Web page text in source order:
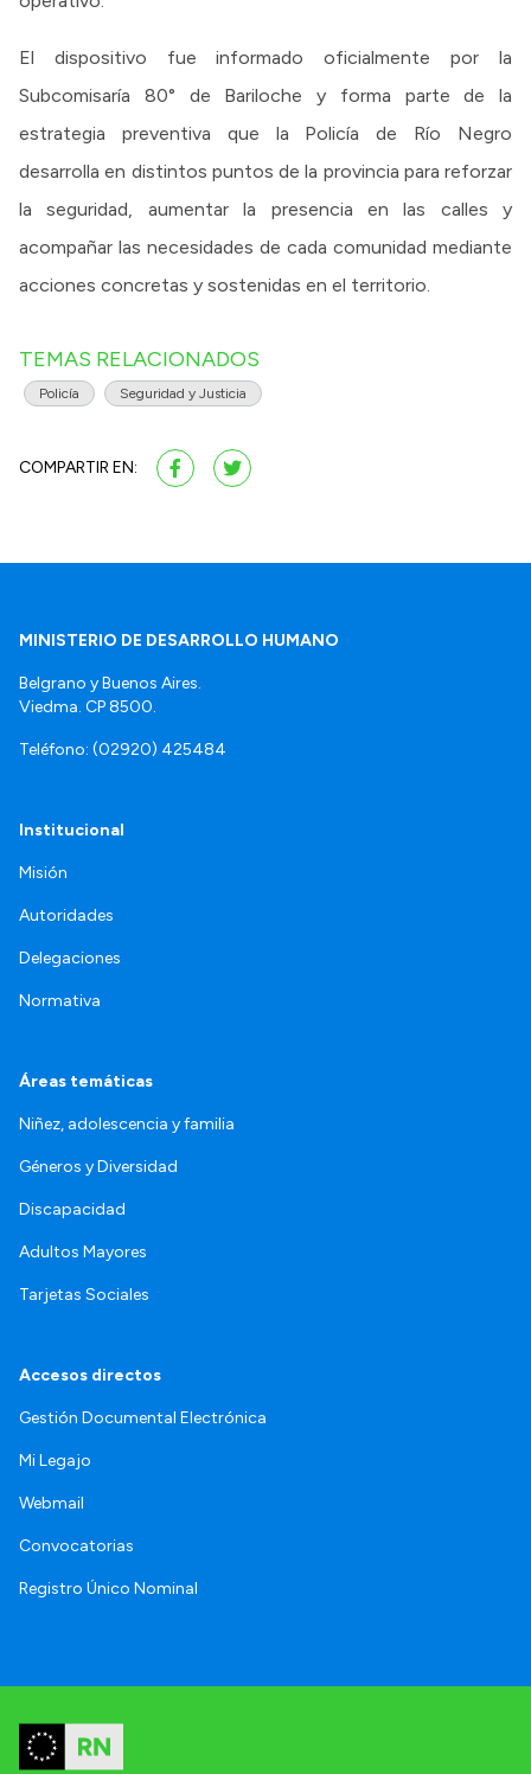
El dispositivo fue informado oficialmente por la
Subcomisaría 80° de Bariloche y forma parte de la
estrategia preventiva que la Policía de Río Negro
desarrolla en distintos puntos de la provincia para reforzar
la seguridad, aumentar la presencia en las calles y
acompañar las necesidades de cada comunidad mediante
acciones concretas y sostenidas en el territorio.
TEMAS RELACIONADOS
Policía Seguridad y Justicia
COMPARTIR EN:
MINISTERIO DE DESARROLLO HUMANO
Belgrano y Buenos Aires.
Viedma. CP 8500.
Teléfono: (02920) 425484
Institucional
Misión
Autoridades
Delegaciones
Normativa
Áreas temáticas
Niñez, adolescencia y familia
Géneros y Diversidad
Discapacidad
Adultos Mayores
Tarjetas Sociales
Accesos directos
Gestión Documental Electrónica
Mi Legajo
Webmail
Convocatorias
Registro Único Nominal